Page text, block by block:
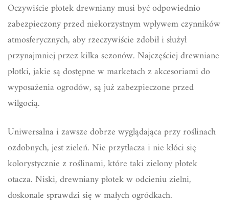
Oczywiście płotek drewniany musi być odpowiednio
zabezpieczony przed niekorzystnym wpływem czynników
atmosferycznych, aby rzeczywiście zdobił i służył
przynajmniej przez kilka sezonów. Najczęściej drewniane
płotki, jakie są dostępne w marketach z akcesoriami do
wyposażenia ogrodów, są już zabezpieczone przed
wilgocią.
Uniwersalna i zawsze dobrze wyglądająca przy roślinach
ozdobnych, jest zieleń. Nie przytłacza i nie kłóci się
kolorystycznie z roślinami, które taki zielony płotek
otacza. Niski, drewniany płotek w odcieniu zielni,
doskonale sprawdzi się w małych ogródkach.